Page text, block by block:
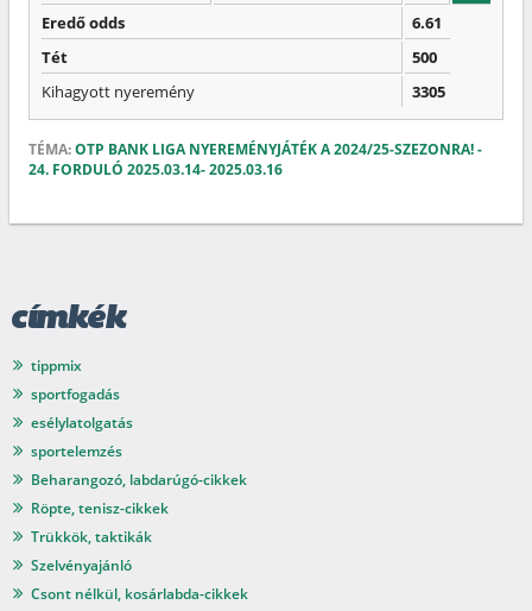
Eredő odds
6.61
Tét
500
Kihagyott nyeremény
3305
TÉMA:OTP BANK LIGA NYEREMÉNYJÁTÉK A 2024/25-SZEZONRA! -
24. FORDULÓ 2025.03.14- 2025.03.16
címkék
tippmix
sportfogadás
esélylatolgatás
sportelemzés
Beharangozó, labdarúgó-cikkek
Röpte, tenisz-cikkek
Trükkök, taktikák
Szelvényajánló
Csont nélkül, kosárlabda-cikkek